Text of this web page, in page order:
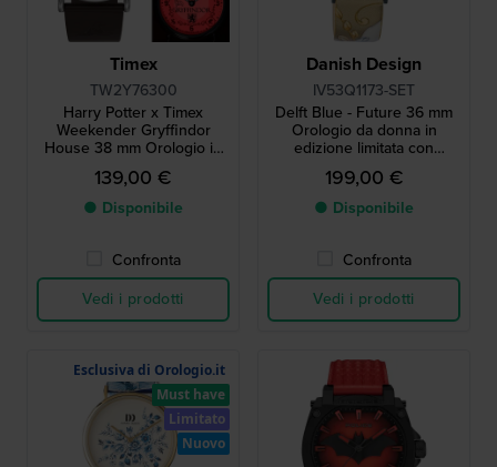
Timex
TW2Y76300
Harry Potter x Timex
Weekender Gryffindor
House 38 mm Orologio in
edizione speciale con 1
delle 4 case come
retroilluminazione
139,00 €
● Disponibile
Confronta
Vedi i prodotti
Danish Design
IV53Q1173-SET
Delft Blue - Future 36 mm
Orologio da donna in
edizione limitata con
esclusivo ciondolo blu delft
199,00 €
● Disponibile
Confronta
Vedi i prodotti
Esclusiva di Orologio.it
Must have
Limitato
Nuovo